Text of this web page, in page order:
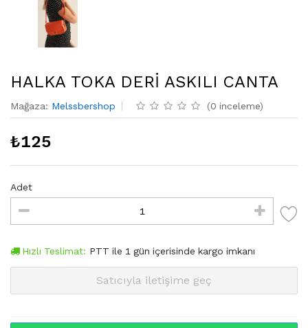
HALKA TOKA DERİ ASKILI CANTA
Mağaza: Melssbershop (0 inceleme)
₺125
Adet
Hızlı Teslimat: PTT ile 1 gün içerisinde kargo imkanı
Satıcıyla iletişime geç